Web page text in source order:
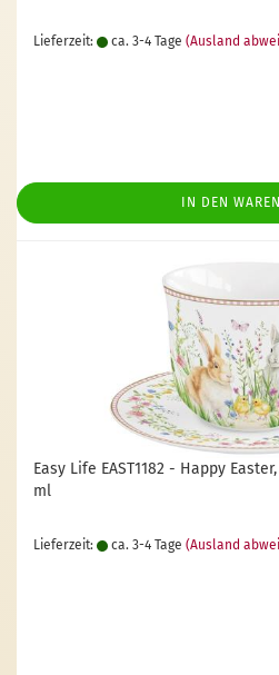
Lieferzeit: ca. 3-4 Tage (Ausland
IN DEN
Easy Life EAST1182 - Happy
ml
Lieferzeit: ca. 3-4 Tage (Ausland